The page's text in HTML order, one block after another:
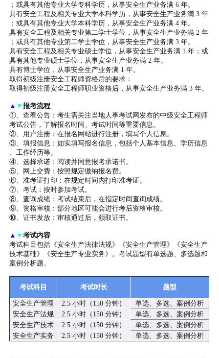
；或具有其他专业大学专科学历，从事安全生产业务满 6 年。
具有安全工程及相关专业大学本科学历，从事安全生产业务满 3 年
；或具有其他专业大学本科学历，从事安全生产业务满 4 年。
具有安全工程及相关专业第二学士学位，从事安全生产业务满 2 年
；或具有其他专业第二学士学位，从事安全生产业务满 3 年。
具有安全工程及相关专业硕士学位，从事安全生产业务满 1 年；或
具有其他专业硕士学位，从事安全生产业务满 2 年。
具有博士学位，从事安全生产业务满 1 年。
取得初级注册安全工程师资格后的要求：
取得初级注册安全工程师职业资格后，从事安全生产业务满 3 年。
▲ ▼报考流程
①、查看公告：考生需关注当地人事考试网发布的中级安全工程师
考试公告，了解报名时间、考试时间等重要信息。
②、用户注册：在报名网站进行注册，填写个人信息。
③、填报信息：如实填写报名信息，包括个人基本信息、学历信息
、工作经历等。
④、选择承诺：阅读并同意报考承诺书。
⑤、网上交费：按照规定缴纳报名费。
⑥、准考证打印：在规定时间内打印准考证。
⑦、考试：按时参加考试。
⑧、查询成绩：考试结束后，在指定时间查询成绩。
⑨、资格审核：部分地区可能会进行考后资格审核。
⑩、证书发放：审核通过后，领取证书。
▲ ▼考试内容
考试科目包括《安全生产法律法规》《安全生产管理》《安全生产
技术基础》《安全生产专业实务》。考试题型有单选题、多选题和
案例分析题。
考试科目 考试时长 题型
安全生产管理 2.5 小时（150 分钟）
单选、多选、案例分析
安全生产法规
2.5 小时（150 分钟）
单选、多选、案例分析
安全生产技术
2.5 小时（150 分钟）
单选、多选、案例分析
安全生产实务
2.5 小时（150 分钟） 单选、多选、案例分析